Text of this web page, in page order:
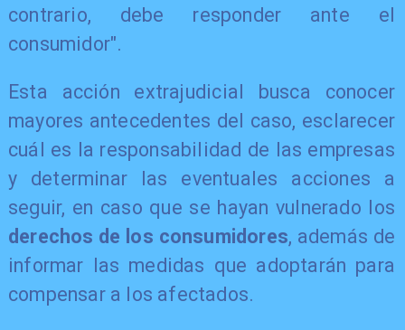
contrario, debe responder ante el
consumidor".
Esta acción extrajudicial busca conocer
mayores antecedentes del caso, esclarecer
cuál es la responsabilidad de las empresas
y determinar las eventuales acciones a
seguir, en caso que se hayan vulnerado los
derechos de los consumidores, además de
informar las medidas que adoptarán para
compensar a los afectados.